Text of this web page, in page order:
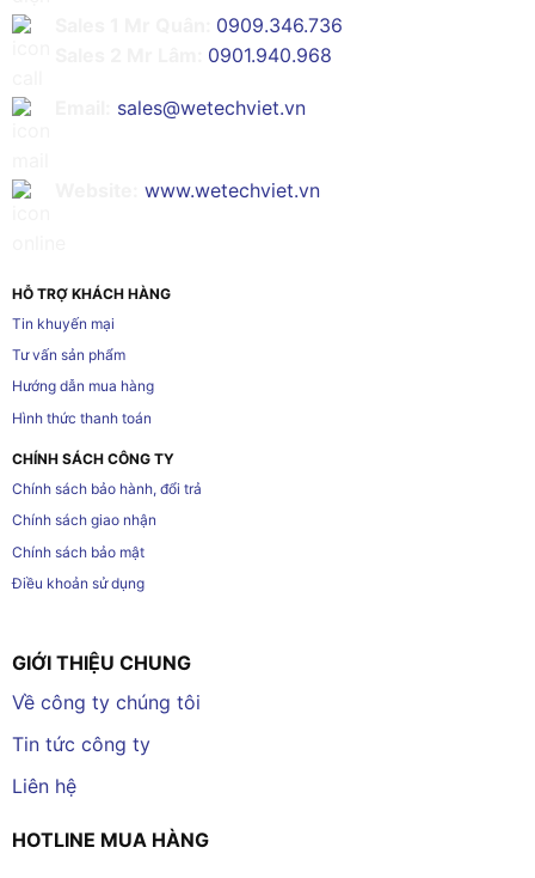
0909.346.736
0901.940.968
sales@wetechviet.vn
www.wetechviet.vn
HỖ TRỢ KHÁCH HÀNG
Tin khuyến mại
Tư vấn sản phẩm
Hướng dẫn mua hàng
Hình thức thanh toán
CHÍNH SÁCH CÔNG TY
Chính sách bảo hành, đổi trả
Chính sách giao nhận
Chính sách bảo mật
Điều khoản sử dụng
GIỚI THIỆU CHUNG
Về công ty chúng tôi
Tin tức công ty
Liên hệ
HOTLINE MUA HÀNG